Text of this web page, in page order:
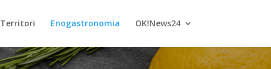
Territori Enogastronomia OK!News24